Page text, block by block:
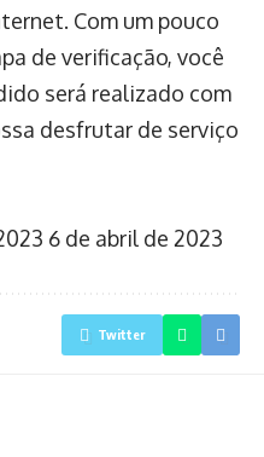
Com um pouco
de verificação, você
será realizado com
desfrutar de serviço
6 de abril de 2023
Twitter